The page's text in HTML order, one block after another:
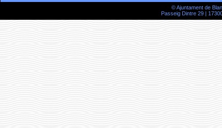
© Ajuntament de
Passeig Dintre 29 |